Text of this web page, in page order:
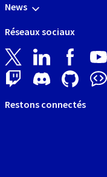
News
Réseaux sociaux
Restons connectés